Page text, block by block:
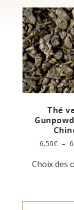
Thé
6,50€ –
Choix des